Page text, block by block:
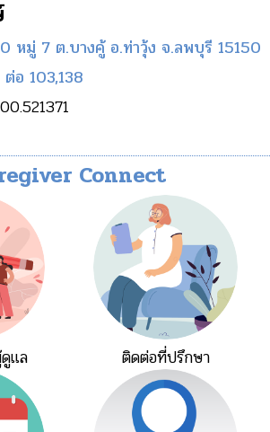
หมู่ 7 ต.บางคู้ อ.ท่าวุ้ง จ.ลพบุรี 15150
อ 103,138
Connect
แล ติดต่อที่ปรึกษา